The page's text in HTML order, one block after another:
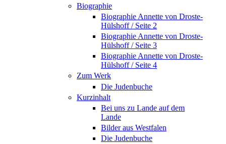
Biographie
Biographie Annette von Droste-
Hülshoff / Seite 2
Biographie Annette von Droste-
Hülshoff / Seite 3
Biographie Annette von Droste-
Hülshoff / Seite 4
Zum Werk
Die Judenbuche
Kurzinhalt
Bei uns zu Lande auf dem
Lande
Bilder aus Westfalen
Die Judenbuche